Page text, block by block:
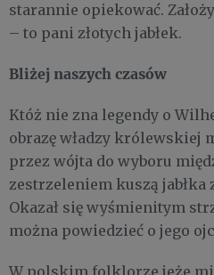
starannie opiekować.
– to pani złotych jabłek.
Bliżej naszych czasów
Któż nie zna legendy o
obrazę władzy królewskiej
przez wójta do wyboru
zestrzeleniem kuszą jabłka
Okazał się wyśmienitym
można powiedzieć o jego